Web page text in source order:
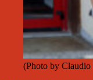
(Photo by